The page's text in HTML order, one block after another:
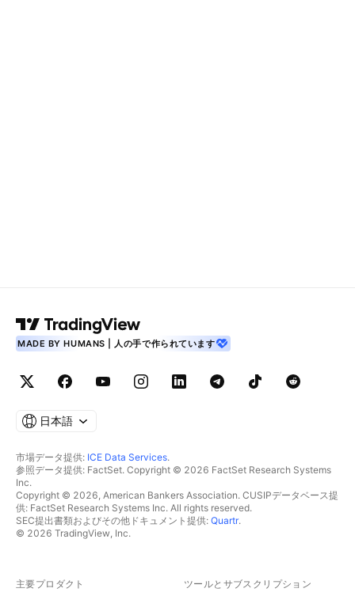
MADE BY HUMANS | 人の手で作られています
日本語
市場データ提供: ICE Data Services.
参照データ提供: FactSet. Copyright © 2026 FactSet Research Systems
Inc.
Copyright © 2026, American Bankers Association. CUSIPデータベース提
供: FactSet Research Systems Inc. All rights reserved.
SEC提出書類およびその他ドキュメント提供: Quartr.
© 2026 TradingView, Inc.
主要プロダクト ツールとサブスクリプション